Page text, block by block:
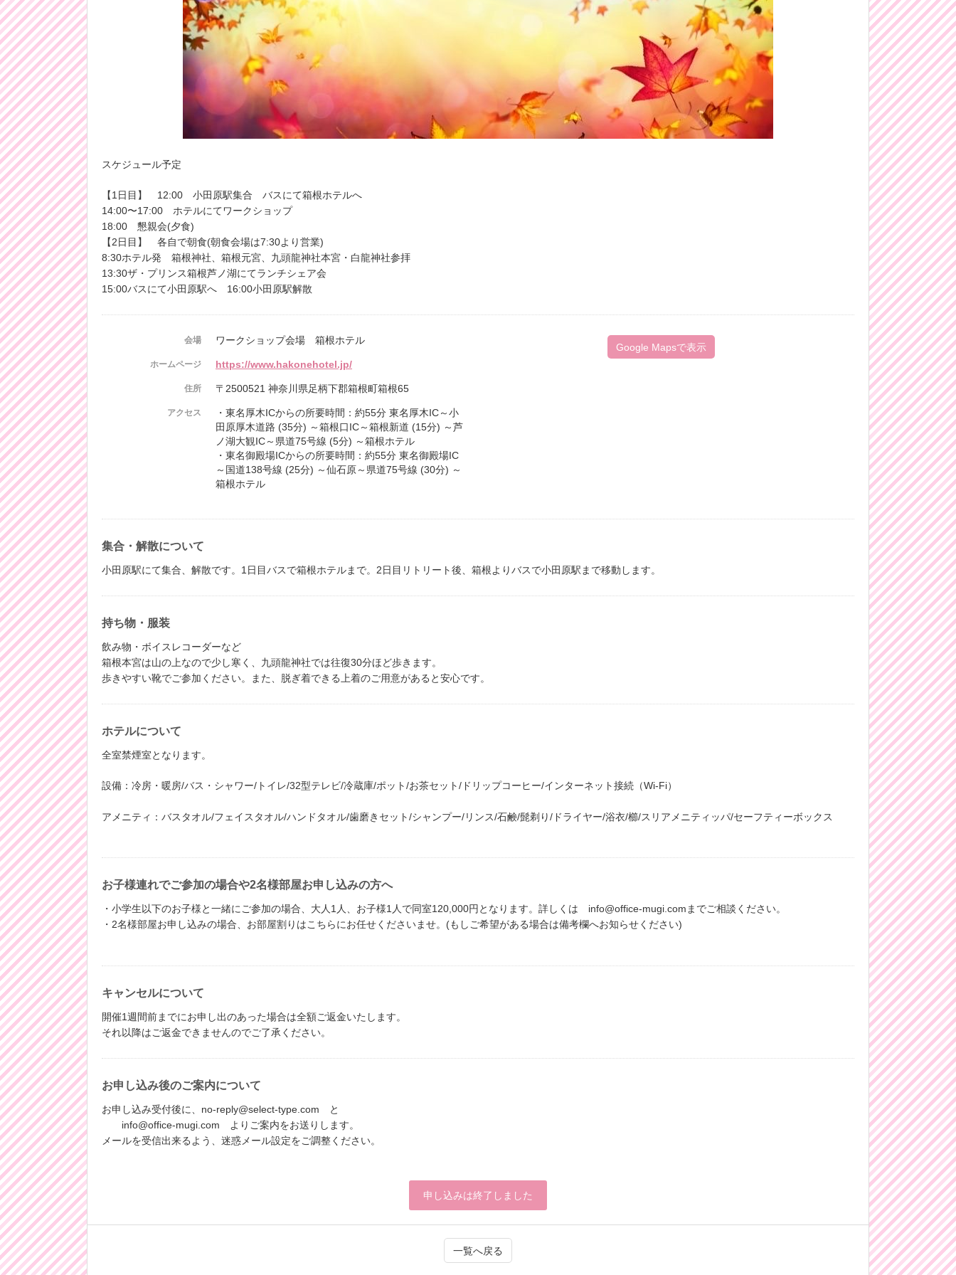
スケジュール予定
【1日目】 12:00 小田原駅集合 バスにて箱根ホテルへ
14:00〜17:00 ホテルにてワークショップ
18:00 懇親会(夕食)
【2日目】 各自で朝食(朝食会場は7:30より営業)
8:30ホテル発 箱根神社、箱根元宮、九頭龍神社本宮・白龍神社参拝
13:30ザ・プリンス箱根芦ノ湖にてランチシェア会
15:00バスにて小田原駅へ 16:00小田原駅解散
会場 ワークショップ会場 箱根ホテル
ホームページ https://www.hakonehotel.jp/
住所 〒2500521 神奈川県足柄下郡箱根町箱根65
アクセス
・東名厚木ICからの所要時間：約55分 東名厚木IC～小
田原厚木道路 (35分) ～箱根口IC～箱根新道 (15分) ～芦
ノ湖大観IC～県道75号線 (5分) ～箱根ホテル
・東名御殿場ICからの所要時間：約55分 東名御殿場IC
～国道138号線 (25分) ～仙石原～県道75号線 (30分) ～
箱根ホテル
Google Mapsで表示
集合・解散について
小田原駅にて集合、解散です。1日目バスで箱根ホテルまで。2日目リトリート後、箱根よりバスで小田原駅まで移動します。
持ち物・服装
飲み物・ボイスレコーダーなど
箱根本宮は山の上なので少し寒く、九頭龍神社では往復30分ほど歩きます。
歩きやすい靴でご参加ください。また、脱ぎ着できる上着のご用意があると安心です。
ホテルについて
全室禁煙室となります。
設備：冷房・暖房/バス・シャワー/トイレ/32型テレビ/冷蔵庫/ポット/お茶セット/ドリップコーヒー/インターネット接続（Wi-Fi）
アメニティ：バスタオル/フェイスタオル/ハンドタオル/歯磨きセット/シャンプー/リンス/石鹸/髭剃り/ドライヤー/浴衣/櫛/スリアメニティッパ/セーフティーボックス
お子様連れでご参加の場合や2名様部屋お申し込みの方へ
・小学生以下のお子様と一緒にご参加の場合、大人1人、お子様1人で同室120,000円となります。詳しくは info@office-mugi.comまでご相談ください。
・2名様部屋お申し込みの場合、お部屋割りはこちらにお任せくださいませ。(もしご希望がある場合は備考欄へお知らせください)
キャンセルについて
開催1週間前までにお申し出のあった場合は全額ご返金いたします。
それ以降はご返金できませんのでご了承ください。
お申し込み後のご案内について
お申し込み受付後に、no-reply@select-type.com と
info@office-mugi.com よりご案内をお送りします。
メールを受信出来るよう、迷惑メール設定をご調整ください。
申し込みは終了しました
一覧へ戻る